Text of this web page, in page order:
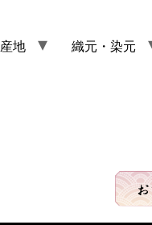
産地 織元・染元